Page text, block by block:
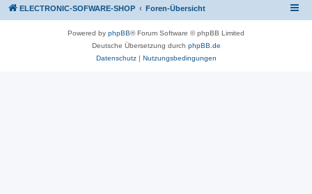
ELECTRONIC-SOFWARE-SHOP Foren-Übersicht
Powered by phpBB® Forum Software © phpBB Limited
Deutsche Übersetzung durch phpBB.de
Datenschutz| Nutzungsbedingungen